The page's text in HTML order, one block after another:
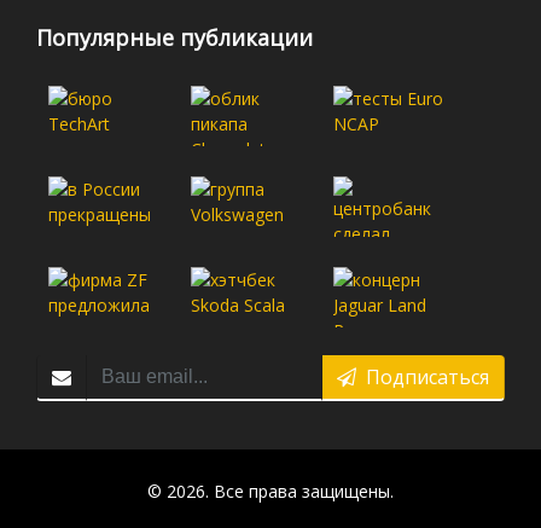
Популярные публикации
Подписаться
© 2026. Все права защищены.